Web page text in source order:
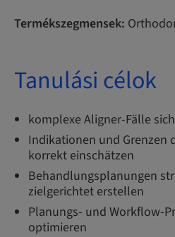
Termékszegmensek:
Tanulási célok
komplexe Aligner-Fälle
Indikationen und Grenzen
korrekt einschätzen
Behandlungsplanungen
zielgerichtet erstellen
Planungs- und Workflow-
optimieren